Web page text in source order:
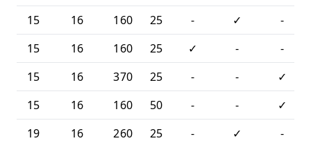
15
16 160 25 - ✓ -
15
16 160 25 ✓ - -
15
16 370 25 - - ✓
15
16 160 50 - - ✓
19
16 260 25 - ✓ -